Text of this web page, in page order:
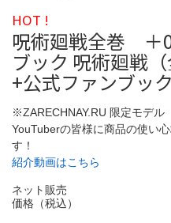
HOT !
呪術廻戦全巻 ＋
ブック 呪術廻戦
+公式ファンブッ
※ZARECHNAY.RU 限定モデル
YouTuberの皆様に商品の使い
す！
紹介動画はこちら
ネット販売
価格（税込）